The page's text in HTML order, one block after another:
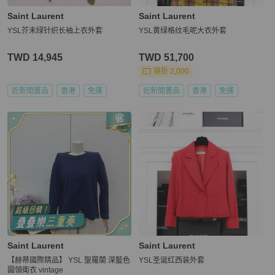
Saint Laurent
YSL芥末绿针织长袖上衣外套
TWD 14,945
近新閒置品 香港 免運
Saint Laurent
YSL黄绿格纹毛呢大衣外套
TWD 51,700
現折 2,000
近新閒置品 香港 免運
Saint Laurent
【赫蒂國際精品】 YSL 聖羅蘭 深藍色
圓領衛衣 vintage
Saint Laurent
YSL圣诞红西装外套